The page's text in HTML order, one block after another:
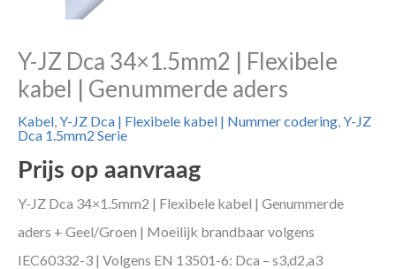
Y-JZ Dca 34×1.5mm2 | Flexibele
kabel | Genummerde aders
Kabel,Y-JZ Dca | Flexibele kabel | Nummer codering,Y-JZ
Dca 1.5mm2 Serie
Prijs op aanvraag
Y-JZ Dca 34×1.5mm2 | Flexibele kabel | Genummerde
aders + Geel/Groen | Moeilijk brandbaar volgens
IEC60332-3 | Volgens EN 13501-6: Dca – s3,d2,a3